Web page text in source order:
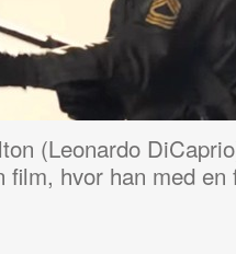
(Leonardo
hvor han med en